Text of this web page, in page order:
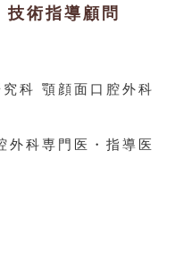
術指導顧問
科 顎顔面口腔外科
外科専門医・指導医